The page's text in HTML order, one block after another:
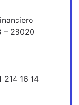
– 28020
16 14